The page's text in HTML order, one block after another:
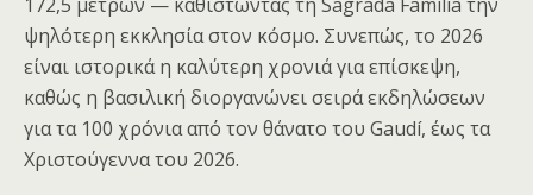
172,5 μέτρων — καθιστώντας τη Sagrada Familia την
ψηλότερη εκκλησία στον κόσμο. Συνεπώς, το 2026
είναι ιστορικά η καλύτερη χρονιά για επίσκεψη,
καθώς η βασιλική διοργανώνει σειρά εκδηλώσεων
για τα 100 χρόνια από τον θάνατο του Gaudí, έως τα
Χριστούγεννα του 2026.